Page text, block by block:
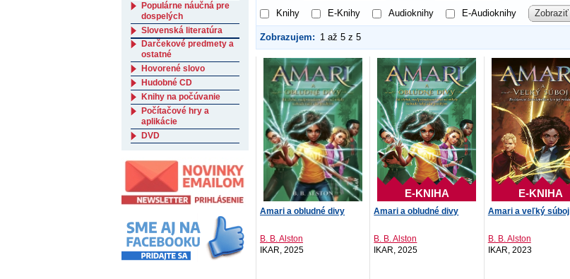
Knihy
E-Knihy Audioknihy E-Audioknihy Zobraziť
Zobrazujem: 1 až 5 z 5
Amari a obludné divy
B. B. Alston
IKAR, 2025
E-KNIHA
Amari a obludné divy
B. B. Alston
IKAR, 2025
E-KNIHA
Amari a veľký súboj
B. B. Alston
IKAR, 2023
Populárne náučná pre
dospelých
Slovenská literatúra
Darčekové predmety a
ostatné
Hovorené slovo
Hudobné CD
Knihy na počúvanie
Počítačové hry a
aplikácie
DVD